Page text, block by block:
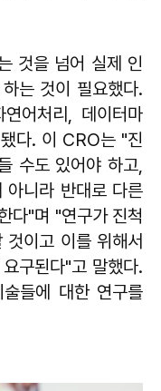
것을 넘어 실제 인
는 것이 필요했다.
어처리, 데이터마
다. 이 CRO는 "진
수도 있어야 하고,
아니라 반대로 다른
다"며 "연구가 진척
이고 이를 위해서
구된다"고 말했다.
들에 대한 연구를